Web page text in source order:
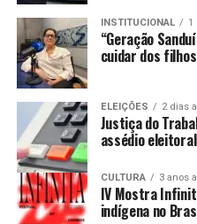
INSTITUCIONAL 1
“Geração
cuidar dos
ELEIÇÕES 2 dias
Justiça do
assédio
CULTURA 3 anos
IV Mostra
indígena no